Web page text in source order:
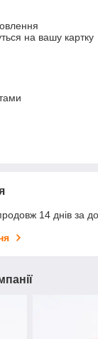
на вашу картку
14 днів за